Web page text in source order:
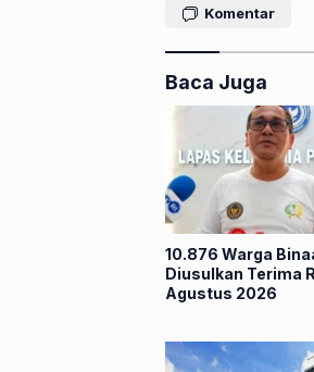
Komentar
Baca Juga
10.876 Warga
Diusulkan Terima
Agustus 2026